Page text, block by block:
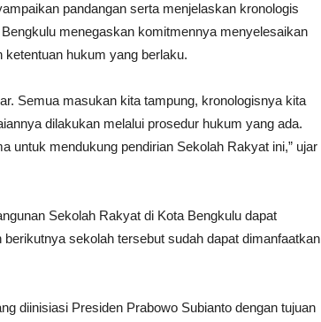
pandangan serta menjelaskan kronologis
menegaskan komitmennya menyelesaikan
hukum yang berlaku.
Semua masukan kita tampung, kronologisnya kita
dilakukan melalui prosedur hukum yang ada.
untuk mendukung pendirian Sekolah Rakyat ini,” ujar
Sekolah Rakyat di Kota Bengkulu dapat
sekolah tersebut sudah dapat dimanfaatkan
diinisiasi Presiden Prabowo Subianto dengan tujuan